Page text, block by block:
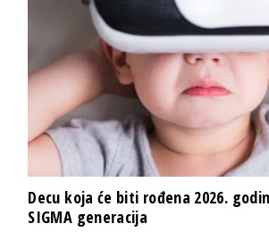
Decu koja će biti rođena 2026.
SIGMA generacija